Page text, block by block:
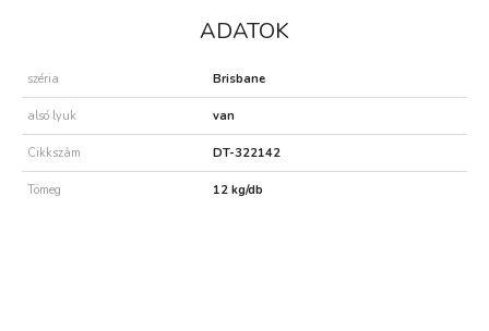
ADATOK
széria Brisbane
alsó lyuk van
Cikkszám DT-322142
Tömeg 12 kg/db